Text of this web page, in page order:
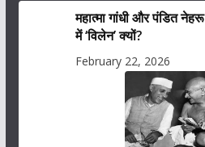
महात्मा गांधी और पंडित
में ‘विलेन’ क्यों?
February 22, 2026